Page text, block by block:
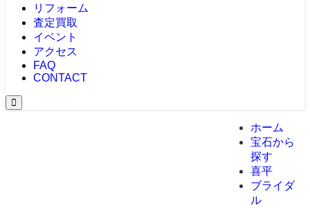
リフォーム
査定買取
イベント
アクセス
FAQ
CONTACT
ホーム
宝石から
探す
喜平
ブライダ
ル